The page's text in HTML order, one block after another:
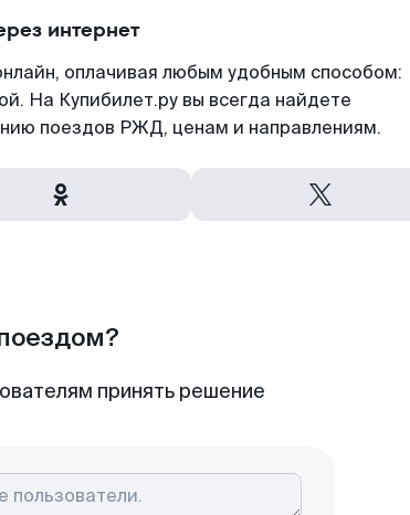
интернет
оплачивая любым удобным способом:
На Купибилет.ру вы всегда найдете
поездов РЖД, ценам и направлениям.
принять решение